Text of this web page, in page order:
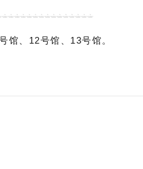
馆、12号馆、13号馆。